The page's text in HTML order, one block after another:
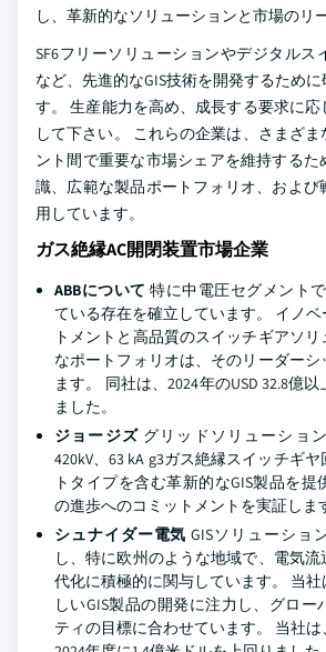
し、革新的なソリューションと市場のリ
SF6フリーソリューションやデジタルス
など、先進的なGIS技術を開発するため
す。 生産能力を高め、成長する要求に
して下さい。 これらの企業は、さまざ
ント間で重要な市場シェアを維持するた
識、広範な製品ポートフォリオ、および
用しています。
ガス絶縁AC開閉装置市場企業
ABBについて 特に中電圧セグメント
ている存在を確立しています。 イノ
トメントと高品質のスイッチギアソ
なポートフォリオは、そのリーダーシ
ます。 同社は、2024年のUSD 32.8億
ました。
ジョージズ グリッドソリューショ
420kV、63 kA g3ガス絶縁スイッチギ
トタイプを含む革新的なGIS製品を
の進歩へのコミットメントを実証しま
シュナイダー電気GISソリューショ
し、特に欧州のような地域で、電気
代化に積極的に関与しています。 当
しいGIS製品の開発に注力し、グロー
ティの目標に合わせています。 当社